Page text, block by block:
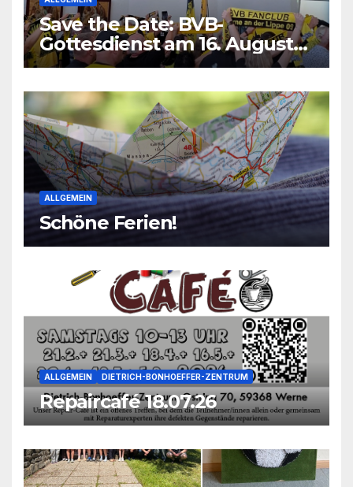
Save the Date: BVB-
Gottesdienst am 16. August
2026
ALLGEMEIN
Schöne Ferien!
ALLGEMEIN DIETRICH-BONHOEFFER-ZENTRUM
Repaircafé 18.07.26